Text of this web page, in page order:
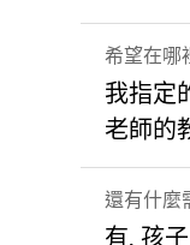
希望在哪
我指定
老師的
還有什麼
有, 孩